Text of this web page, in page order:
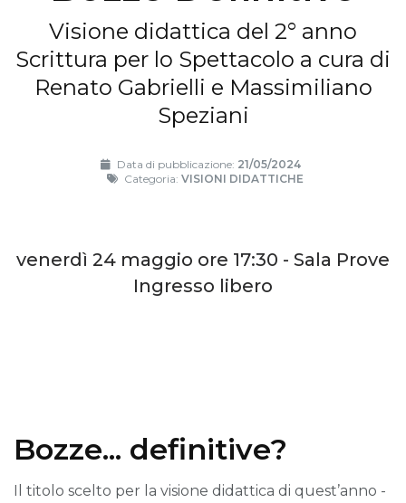
Visione didattica del 2° anno
Scrittura per lo Spettacolo a cura di
Renato Gabrielli e Massimiliano
Speziani
Data di pubblicazione: 21/05/2024
Categoria: VISIONI DIDATTICHE
venerdì 24 maggio ore 17:30 - Sala Prove
Ingresso libero
Bozze... definitive?
Il titolo scelto per la visione didattica di quest’anno -